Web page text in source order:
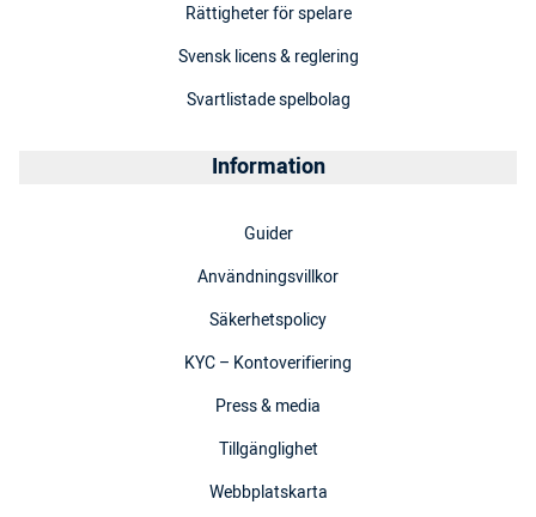
Rättigheter för spelare
Svensk licens & reglering
Svartlistade spelbolag
Information
Guider
Användningsvillkor
Säkerhetspolicy
KYC – Kontoverifiering
Press & media
Tillgänglighet
Webbplatskarta